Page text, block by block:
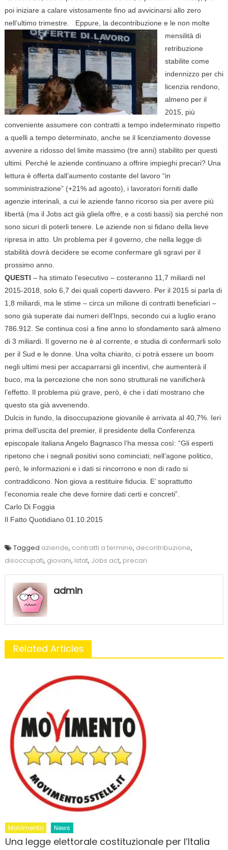
poi iniziare a calare vistosamente fino ad avvicinarsi allo zero
nell’ultimo trimestre. Eppure, la decontribuzione e le non molte
mensilità di
retribuzione
stabilite come
indennizzo per chi
licenzia rendono,
almeno per il
2015, più
conveniente assumere con contratti a tempo indeterminato rispetto
a quelli a tempo determinato, anche se il licenziamento dovesse
avvenire a ridosso del limite massimo (tre anni) stabilito per questi
ultimi. Perché le aziende continuano a offrire impieghi precari? Una
lettura è offerta dall’aumento costante del lavoro “in
somministrazione” (+21% ad agosto), i lavoratori forniti dalle
agenzie interinali, a cui le aziende fanno ricorso sia per avere più
libertà (ma il Jobs act già gliela offre, e a costi bassi) sia perché non
sono sicuri di poterli tenere. Le aziende non si fidano della lieve
ripresa in atto. Un problema per il governo, che nella legge di
stabilità dovrà decidere se ecome confermare gli sgravi per il
prossimo anno.
QUESTI – ha stimato l’esecutivo – costeranno 11,7 miliardi nel
2015-2018, solo 6,7 dei quali coperti davvero. Per il 2015 si parla di
1,8 miliardi, ma le stime – circa un milione di contratti beneficiari –
sono già superate dai numeri dell’Inps, secondo cui a luglio erano
786.912. Se continua così a fine anno lo sfondamento sarà almeno
di 3 miliardi. Il governo ne è al corrente, e studia di confermarli solo
per il Sud e le donne. Una volta chiarito, ci potrà essere un boom
negli ultimi mesi per accaparrarsi gli incentivi, che aumenterà il
buco, ma la percezione che non sono strutturali ne vanificherà
l’effetto. Il problema più grave, però, è che i dati mostrano che
questo sta già avvenendo.
Dulcis in fundo, la disoccupazione giovanile è arrivata al 40,7%. Ieri
prima dell’uscita del premier, il presidente della Conferenza
episcopale italiana Angelo Bagnasco l’ha messa così: “Gli esperti
ripetono che i segnali positivi sono cominciati; nell’agone politico,
però, le informazioni e i dati si rincorrono e non di rado si
contraddicono. Non giova a restituire fiducia. E’ soprattutto
l’economia reale che deve fornire dati certi e concreti”.
Carlo Di Foggia
Il Fatto Quotidiano 01.10.2015
Tagged aziende, contratti a termine, decontribuzione,
disoccupati, giovani, Istat, Jobs act, precari
admin
Related Articles
MoVimento News
Una legge elettorale costituzionale per l’Italia